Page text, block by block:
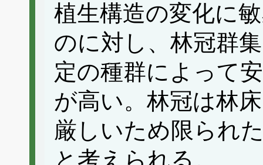
植生構造の変化に
のに対し、林冠群
定の種群によって
が高い。林冠は林
厳しいため限られ
と考えられる。